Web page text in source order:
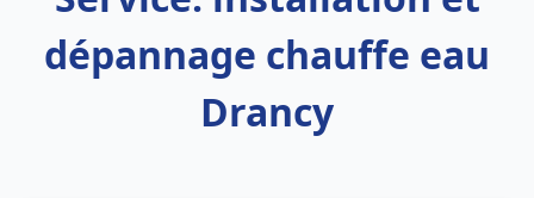
dépannage chauffe eau
Drancy